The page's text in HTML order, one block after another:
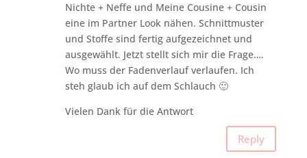
Nichte + Neffe und Meine Cousine + Cousin
eine im Partner Look nähen. Schnittmuster
und Stoffe sind fertig aufgezeichnet und
ausgewählt. Jetzt stellt sich mir die Frage….
Wo muss der Fadenverlauf verlaufen. Ich
steh glaub ich auf dem Schlauch 🙂
Vielen Dank für die Antwort
Reply